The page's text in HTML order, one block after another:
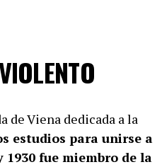
de Viena dedicada a la
estudios para unirse a
fue miembro de la